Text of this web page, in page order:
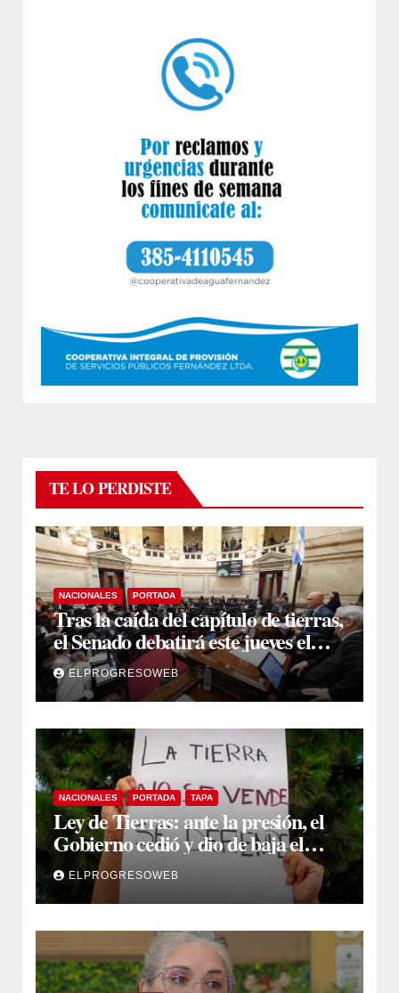
TE LO PERDISTE
NACIONALES PORTADA
Tras la caída del capítulo de tierras,
el Senado debatirá este jueves el
proyecto sobre propiedad privada
ELPROGRESOWEB
NACIONALES PORTADA TAPA
Ley de Tierras: ante la presión, el
Gobierno cedió y dio de baja el
capítulo de la polémica
ELPROGRESOWEB